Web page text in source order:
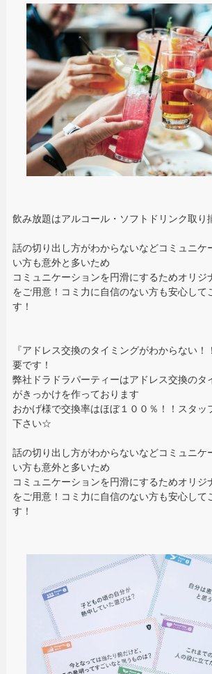
飲み放題はアルコール・ソフトドリンク取り
話の切り出し方がわからないなどコミュニケ
い方も意外と多いため
コミュニケーションを円滑にするためオリジ
をご用意！コミ力に自信のない方も安心して
す！
『アドレス交換のタイミングがわからない！
要です！
弊社ドラドラパーティーはアドレス交換のタ
がきっかけを作っております
おかげ様で交換率はほぼ１００％！！スタッ
下さい☆
話の切り出し方がわからないなどコミュニケ
い方も意外と多いため
コミュニケーションを円滑にするためオリジ
をご用意！コミ力に自信のない方も安心して
す！